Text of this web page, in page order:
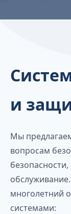
и
Мы
вопросам
многолетний
системами: